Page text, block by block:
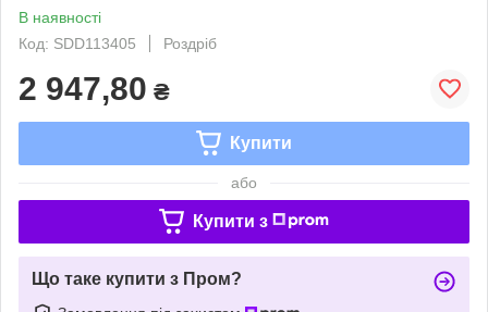
В наявності
Код: SDD113405
Роздріб
2 947,80 ₴
Купити
або
Купити з
Що таке купити з Пром?